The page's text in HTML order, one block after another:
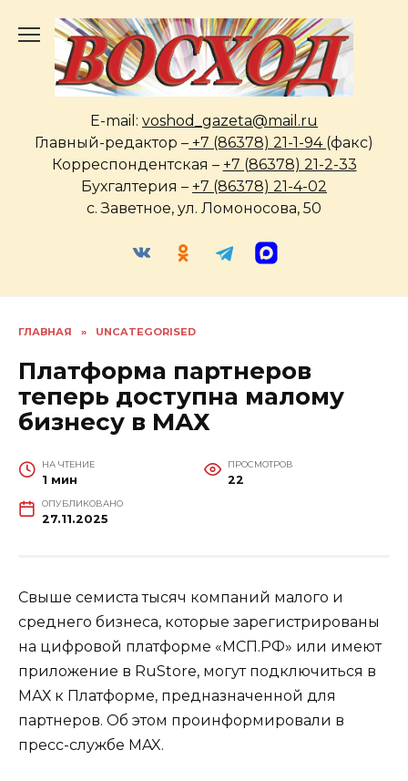
содержанию
E-mail: voshod_gazeta@mail.ru
Главный-редактор – +7 (86378) 21-1-94 (факс)
Корреспондентская – +7 (86378) 21-2-33
Бухгалтерия – +7 (86378) 21-4-02
с. Заветное, ул. Ломоносова, 50
ГЛАВНАЯ » UNCATEGORISED
Платформа партнеров
теперь доступна малому
бизнесу в МАХ
НА ЧТЕНИЕ
1 мин
ПРОСМОТРОВ
22
ОПУБЛИКОВАНО
27.11.2025
Свыше семиста тысяч компаний малого и
среднего бизнеса, которые зарегистрированы
на цифровой платформе «МСП.РФ» или имеют
приложение в RuStore, могут подключиться в
МАХ к Платформе, предназначенной для
партнеров. Об этом проинформировали в
пресс-службе MAX.